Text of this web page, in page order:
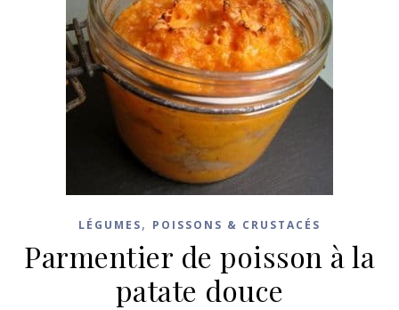
LÉGUMES, POISSONS & CRUSTACÉS
Parmentier de poisson à la
patate douce